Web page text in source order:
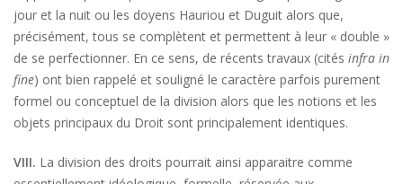
jour et la nuit ou les doyens Hauriou et Duguit alors que,
précisément, tous se complètent et permettent à leur « double »
de se perfectionner. En ce sens, de récents travaux (cités infra in
fine) ont bien rappelé et souligné le caractère parfois purement
formel ou conceptuel de la division alors que les notions et les
objets principaux du Droit sont principalement identiques.
VIII. La division des droits pourrait ainsi apparaitre comme